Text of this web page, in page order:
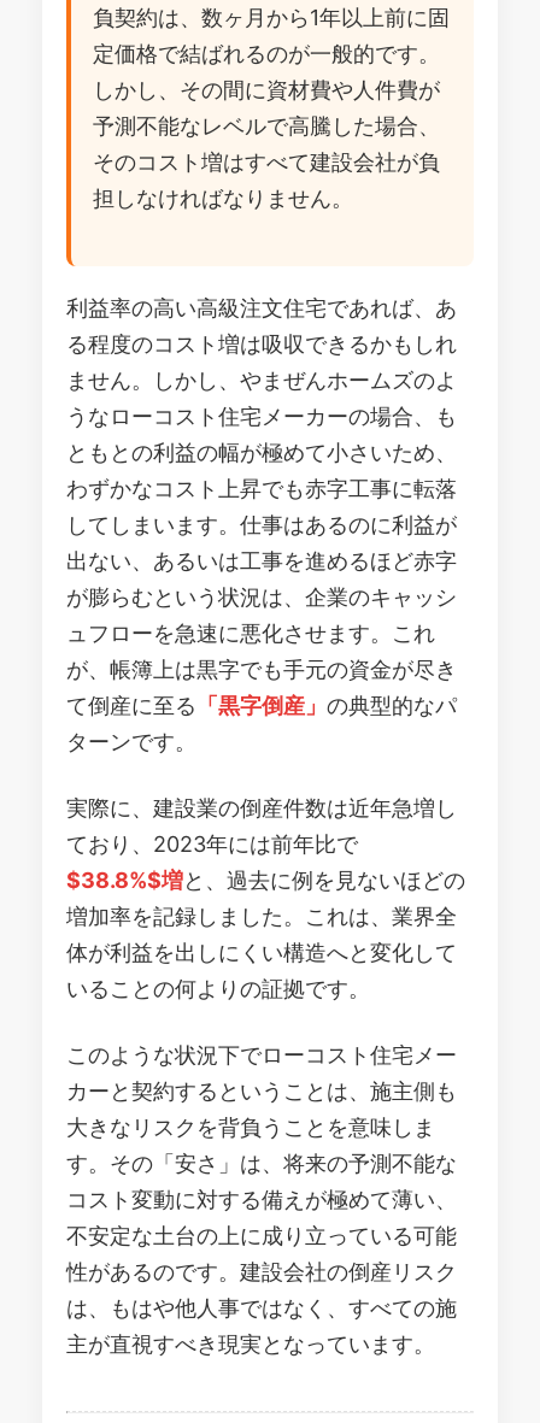
負契約は、数ヶ月から1年以上前に固
定価格で結ばれるのが一般的です。
しかし、その間に資材費や人件費が
予測不能なレベルで高騰した場合、
そのコスト増はすべて建設会社が負
担しなければなりません。
利益率の高い高級注文住宅であれば、あ
る程度のコスト増は吸収できるかもしれ
ません。しかし、やまぜんホームズのよ
うなローコスト住宅メーカーの場合、も
ともとの利益の幅が極めて小さいため、
わずかなコスト上昇でも赤字工事に転落
してしまいます。仕事はあるのに利益が
出ない、あるいは工事を進めるほど赤字
が膨らむという状況は、企業のキャッシ
ュフローを急速に悪化させます。これ
が、帳簿上は黒字でも手元の資金が尽き
て倒産に至る 「黒字倒産」 の典型的なパ
ターンです。
実際に、建設業の倒産件数は近年急増し
ており、2023年には前年比で
$38.8%$増と、過去に例を見ないほどの
増加率を記録しました。これは、業界全
体が利益を出しにくい構造へと変化して
いることの何よりの証拠です。
このような状況下でローコスト住宅メー
カーと契約するということは、施主側も
大きなリスクを背負うことを意味しま
す。その「安さ」は、将来の予測不能な
コスト変動に対する備えが極めて薄い、
不安定な土台の上に成り立っている可能
性があるのです。建設会社の倒産リスク
は、もはや他人事ではなく、すべての施
主が直視すべき現実となっています。